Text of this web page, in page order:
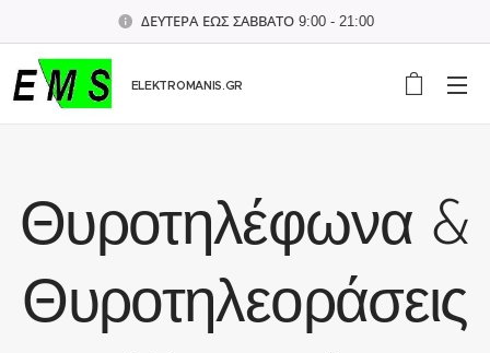
ΔΕΥΤΕΡΑ ΕΩΣ ΣΑΒΒΑΤΟ 9:00 - 21:00
ELEKTROMANIS.GR
Θυροτηλέφωνα &
Θυροτηλεοράσεις